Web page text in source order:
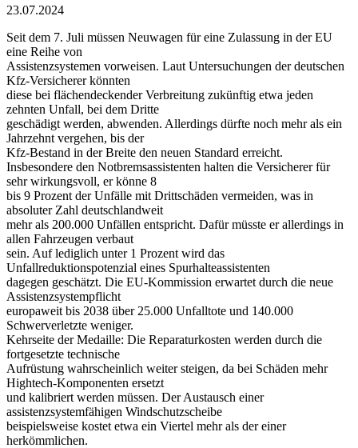
23.07.2024
Seit dem 7. Juli müssen Neuwagen für eine Zulassung in der EU
eine Reihe von
Assistenzsystemen vorweisen. Laut Untersuchungen der deutschen
Kfz-Versicherer könnten
diese bei flächendeckender Verbreitung zukünftig etwa jeden
zehnten Unfall, bei dem Dritte
geschädigt werden, abwenden. Allerdings dürfte noch mehr als ein
Jahrzehnt vergehen, bis der
Kfz-Bestand in der Breite den neuen Standard erreicht.
Insbesondere den Notbremsassistenten halten die Versicherer für
sehr wirkungsvoll, er könne 8
bis 9 Prozent der Unfälle mit Drittschäden vermeiden, was in
absoluter Zahl deutschlandweit
mehr als 200.000 Unfällen entspricht. Dafür müsste er allerdings in
allen Fahrzeugen verbaut
sein. Auf lediglich unter 1 Prozent wird das
Unfallreduktionspotenzial eines Spurhalteassistenten
dagegen geschätzt. Die EU-Kommission erwartet durch die neue
Assistenzsystempflicht
europaweit bis 2038 über 25.000 Unfalltote und 140.000
Schwerverletzte weniger.
Kehrseite der Medaille: Die Reparaturkosten werden durch die
fortgesetzte technische
Aufrüstung wahrscheinlich weiter steigen, da bei Schäden mehr
Hightech-Komponenten ersetzt
und kalibriert werden müssen. Der Austausch einer
assistenzsystemfähigen Windschutzscheibe
beispielsweise kostet etwa ein Viertel mehr als der einer
herkömmlichen.